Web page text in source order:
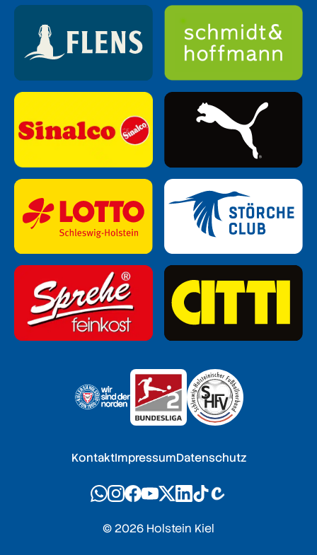
© 2026 Holstein Kiel
KontaktImpressumDatenschutz